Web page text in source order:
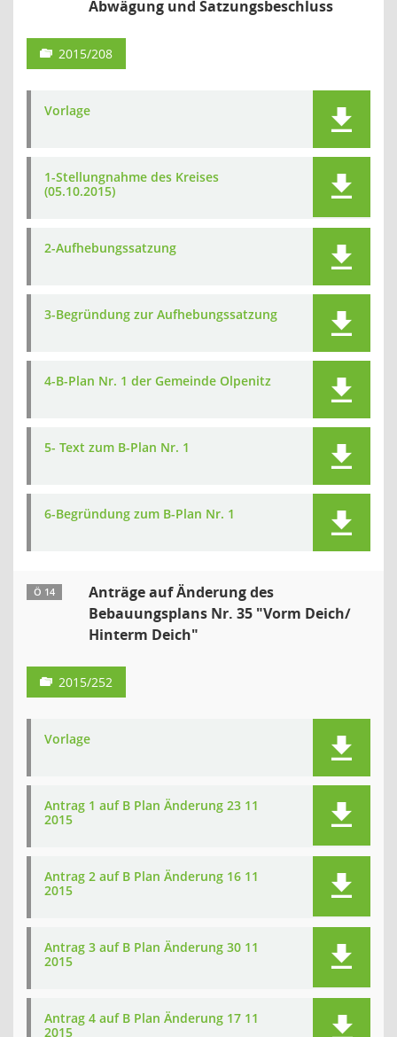
Abwägung und Satzungsbeschluss
2015/208
Vorlage
1-Stellungnahme des Kreises
(05.10.2015)
2-Aufhebungssatzung
3-Begründung zur Aufhebungssatzung
4-B-Plan Nr. 1 der Gemeinde Olpenitz
5- Text zum B-Plan Nr. 1
6-Begründung zum B-Plan Nr. 1
Ö 14
Anträge auf Änderung des
Bebauungsplans Nr. 35 "Vorm Deich/
Hinterm Deich"
2015/252
Vorlage
Antrag 1 auf B Plan Änderung 23 11
2015
Antrag 2 auf B Plan Änderung 16 11
2015
Antrag 3 auf B Plan Änderung 30 11
2015
Antrag 4 auf B Plan Änderung 17 11
2015